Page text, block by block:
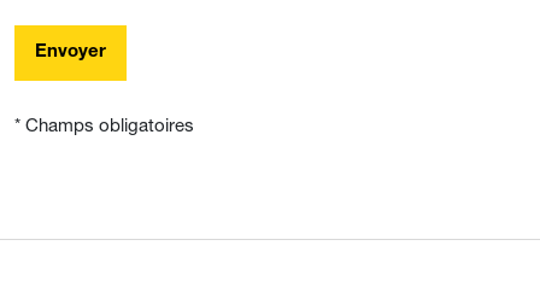
Envoyer
* Champs obligatoires